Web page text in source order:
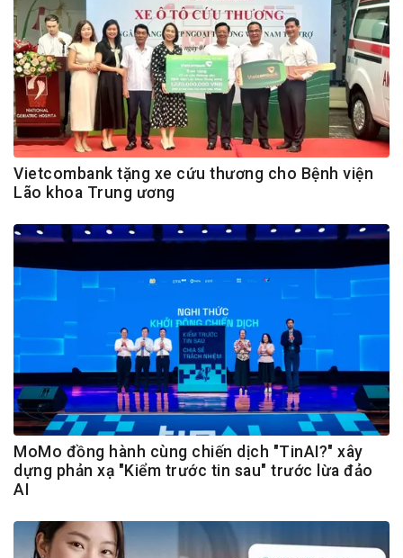
Vietcombank tặng xe cứu thương cho Bệnh viện
Lão khoa Trung ương
MoMo đồng hành cùng chiến dịch "TinAI?" xây
dựng phản xạ "Kiểm trước tin sau" trước lừa đảo
AI